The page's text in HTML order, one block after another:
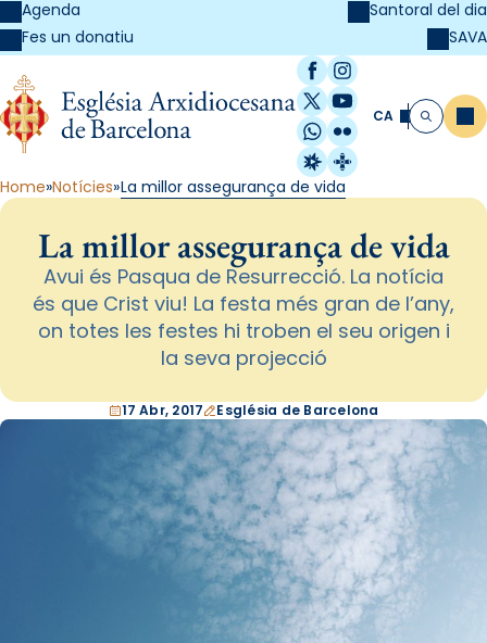
Agenda
Fes un donatiu
Santoral del dia
SAVA
Facebook
Instagram
X / Twitter
YouTube
WhatsApp
Flickr
Radio Estel
Catalunya
CA Cerca
Home Notícies La millor assegurança de vida
La millor assegurança de vida
Avui és Pasqua de Resurrecció. La notícia
és que Crist viu! La festa més gran de l’any,
on totes les festes hi troben el seu origen i
la seva projecció
17 Abr, 2017 Església de Barcelona